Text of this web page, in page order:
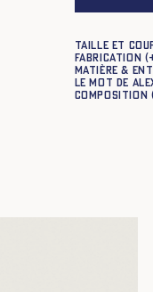
Taille et
Fabrication
Matière &
Le mot de
Composition